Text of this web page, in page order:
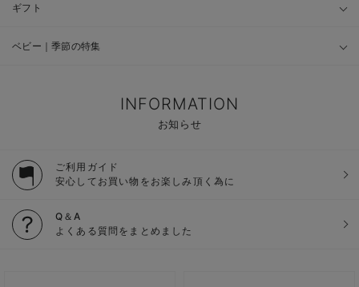
ギフト
ベビー｜季節の特集
INFORMATION
お知らせ
ご利用ガイド
安心してお買い物をお楽しみ頂く為に
Q＆A
よくある質問をまとめました